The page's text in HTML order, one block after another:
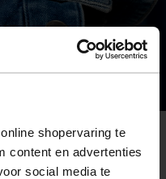
shopervaring te
content en advertenties
social media te